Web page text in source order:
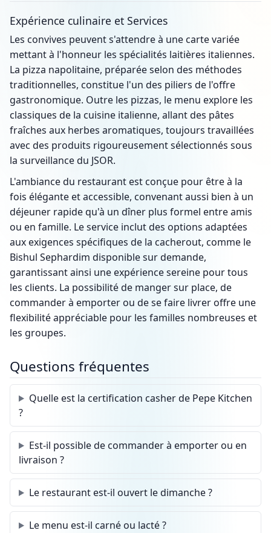
Expérience culinaire et Services
Les convives peuvent s'attendre à une carte variée
mettant à l'honneur les spécialités laitières italiennes.
La pizza napolitaine, préparée selon des méthodes
traditionnelles, constitue l'un des piliers de l'offre
gastronomique. Outre les pizzas, le menu explore les
classiques de la cuisine italienne, allant des pâtes
fraîches aux herbes aromatiques, toujours travaillées
avec des produits rigoureusement sélectionnés sous
la surveillance du JSOR.
L'ambiance du restaurant est conçue pour être à la
fois élégante et accessible, convenant aussi bien à un
déjeuner rapide qu'à un dîner plus formel entre amis
ou en famille. Le service inclut des options adaptées
aux exigences spécifiques de la cacherout, comme le
Bishul Sephardim disponible sur demande,
garantissant ainsi une expérience sereine pour tous
les clients. La possibilité de manger sur place, de
commander à emporter ou de se faire livrer offre une
flexibilité appréciable pour les familles nombreuses et
les groupes.
Questions fréquentes
Quelle est la certification casher de Pepe Kitchen
?
Est-il possible de commander à emporter ou en
livraison ?
Le restaurant est-il ouvert le dimanche ?
Le menu est-il carné ou lacté ?